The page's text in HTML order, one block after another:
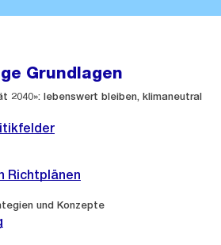
Grundlagen
2040»: lebenswert bleiben, klimaneutral
Richtplänen
und Konzepte